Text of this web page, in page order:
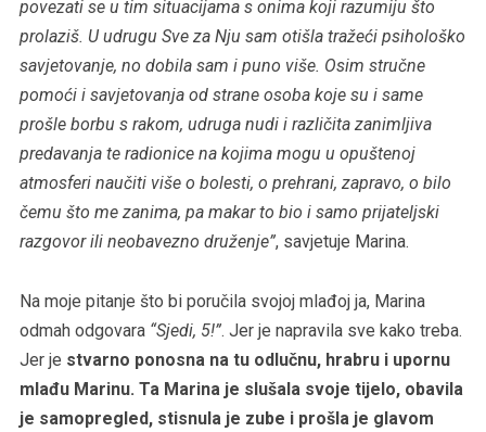
povezati se u tim situacijama s onima koji razumiju što
prolaziš. U udrugu Sve za Nju sam otišla tražeći psihološko
savjetovanje, no dobila sam i puno više. Osim stručne
pomoći i savjetovanja od strane osoba koje su i same
prošle borbu s rakom, udruga nudi i različita zanimljiva
predavanja te radionice na kojima mogu u opuštenoj
atmosferi naučiti više o bolesti, o prehrani, zapravo, o bilo
čemu što me zanima, pa makar to bio i samo prijateljski
razgovor ili neobavezno druženje”, savjetuje Marina.
Na moje pitanje što bi poručila svojoj mlađoj ja, Marina
odmah odgovara “Sjedi, 5!”. Jer je napravila sve kako treba.
Jer je stvarno ponosna na tu odlučnu, hrabru i upornu
mlađu Marinu. Ta Marina je slušala svoje tijelo, obavila
je samopregled, stisnula je zube i prošla je glavom